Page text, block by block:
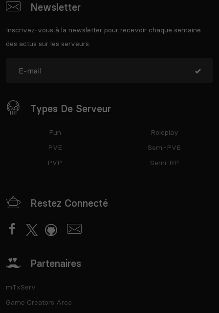
Newsletter
Inscrivez-vous à la newsletter pour recevoir chaque semaine
des actus sur les serveurs.
Types De Serveur
Fun
PVE
PVP
Roleplay
Semi-PVE
Semi-RP
Restez Connecté
Partenaires
mTxServ
Game Creators Area